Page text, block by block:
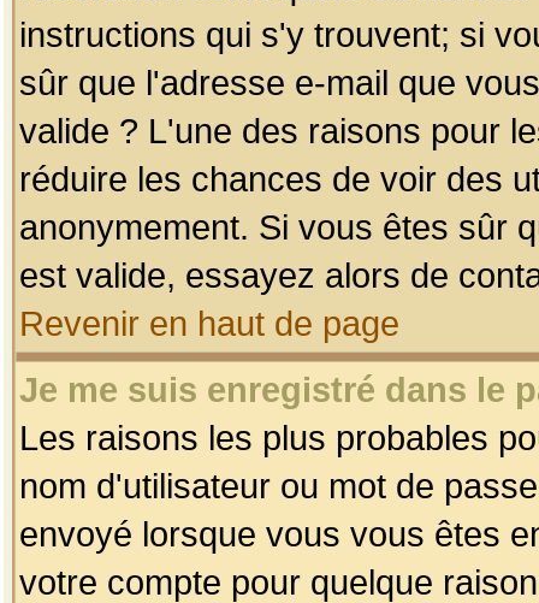
instructions qui s'y trouvent; si
sûr que l'adresse e-mail que
valide ? L'une des raisons pour
réduire les chances de voir des
anonymement. Si vous êtes sûr
est valide, essayez alors de
Revenir en haut de page
Je me suis enregistré dans le
Les raisons les plus probables
nom d'utilisateur ou mot de
envoyé lorsque vous vous êtes
votre compte pour quelque